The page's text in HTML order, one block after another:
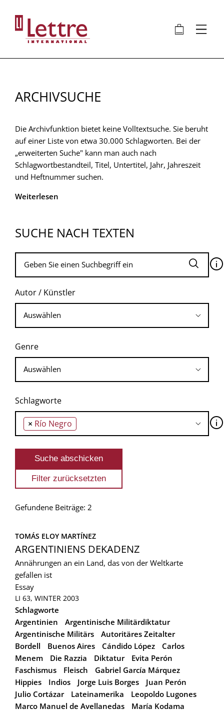
Inhalt
🛍 ⋮
ARCHIVSUCHE
Die Archivfunktion bietet keine Volltextsuche. Sie beruht
auf einer Liste von etwa 30.000 Schlagworten. Bei der
„erweiterten Suche" kann man auch nach
Schlagwortbestandteil, Titel, Untertitel, Jahr, Jahreszeit
und Heftnummer suchen.
Weiterlesen
SUCHE NACH TEXTEN
🛈
Autor / Künstler
Genre
Schlagworte
× Río Negro 🛈
Gefundene Beiträge: 2
TOMÁS ELOY MARTÍNEZ
ARGENTINIENS DEKADENZ
Annährungen an ein Land, das von der Weltkarte
gefallen ist
Essay
LI 63, WINTER 2003
Schlagworte
Argentinien
Argentinische Militärdiktatur
Argentinische Militärs
Autoritäres Zeitalter
Bordell
Buenos Aires Cándido López
Carlos
Menem
Die Razzia Diktatur
Evita Perón
Faschismus
Fleisch
Gabriel García Márquez
Hippies
Indios Jorge Luis Borges
Juan Perón
Julio Cortázar
Lateinamerika
Leopoldo Lugones
Marco Manuel de Avellanedas
María Kodama